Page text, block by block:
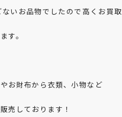
いお品物でしたので高くお買取
す。
お財布から衣類、小物など
売しております！